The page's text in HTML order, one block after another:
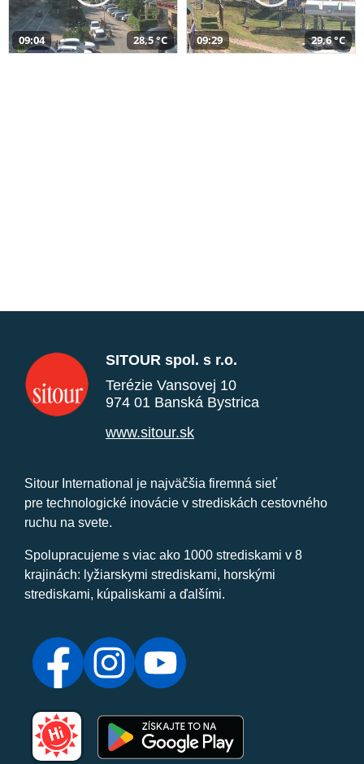
09:04 28,5 °C 09:29 29,6 °C
SITOUR spol. s r.o.
Terézie Vansovej 10
974 01 Banská Bystrica
www.sitour.sk
Sitour International je najväčšia firemná sieť
pre technologické inovácie v strediskách cestovného
ruchu na svete.
Spolupracujeme s viac ako 1000 strediskami v 8
krajinách: lyžiarskymi strediskami, horskými
strediskami, kúpaliskami a ďalšími.